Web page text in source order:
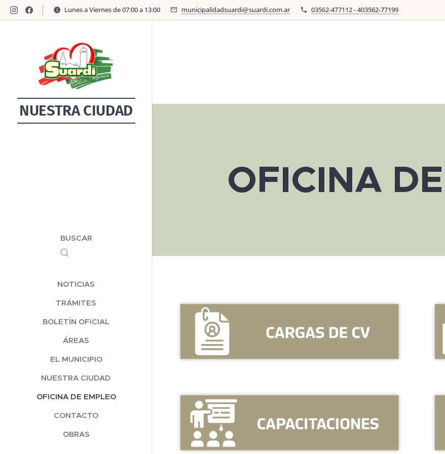
Lunes a Viernes de 07:00 a 13:00 municipalidadsuardi@suardi.com.ar 03562-477112 - 403562-77199
NUESTRA CIUDAD
BUSCAR
NOTICIAS
TRÁMITES
BOLETÍN OFICIAL
ÁREAS
EL MUNICIPIO
NUESTRA CIUDAD
OFICINA DE EMPLEO
CONTACTO
OBRAS
OFICINA